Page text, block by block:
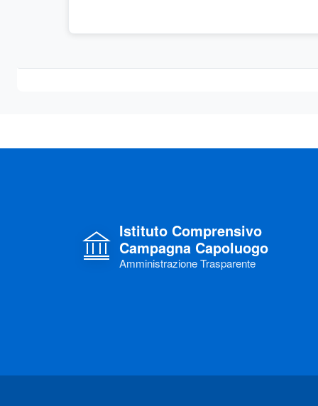
Istituto Comprensivo
Campagna Capoluogo
Amministrazione Trasparente